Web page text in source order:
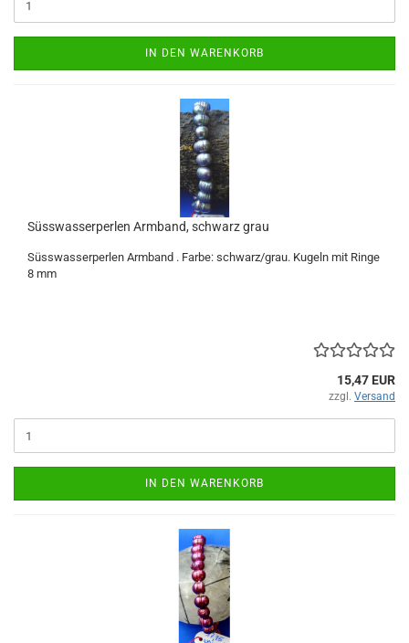
IN DEN WARENKORB
Süsswasserperlen Armband, schwarz grau
Süsswasserperlen Armband . Farbe: schwarz/grau. Kugeln mit Ringe
8 mm
15,47 EUR
zzgl. Versand
IN DEN WARENKORB